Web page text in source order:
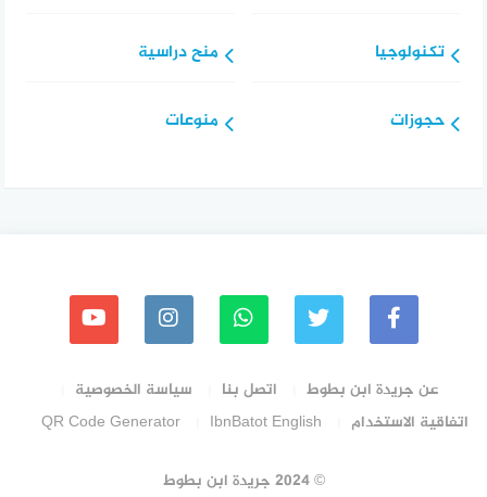
تكنولوجيا
حجوزات
منح دراسية
منوعات
عن جريدة ابن بطوط اتصل بنا
سياسة الخصوصية
اتفاقية الاستخدام
IbnBatot English
QR Code Generator
© 2024 جريدة ابن بطوط